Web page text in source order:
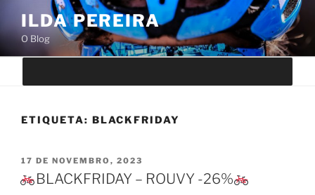
o
conteúdo
ILDA PEREIRA
O Blog
ETIQUETA: BLACKFRIDAY
PUBLICADO
17 DE NOVEMBRO, 2023
BLACKFRIDAY – ROUVY -26%